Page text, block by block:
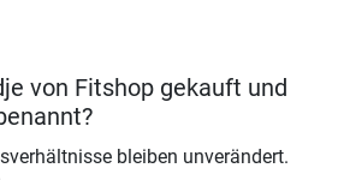
von Fitshop gekauft und
bleiben unverändert.